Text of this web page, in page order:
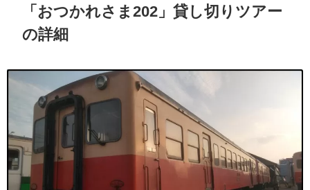
「おつかれさま202」貸し切りツアー
の詳細